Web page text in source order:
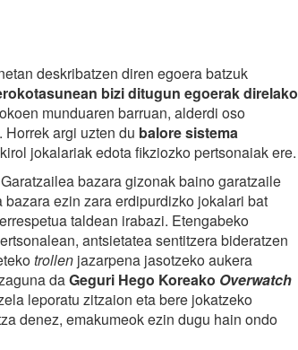
deskribatzen diren egoera batzuk
bizi ditugun egoerak direlako
munduaren barruan, alderdi oso
argi uzten du balore sistema
jokalariak edota fikziozko pertsonaiak ere.
bazara gizonak baino garatzaile
ezin zara erdipurdizko jokalari bat
taldean irabazi. Etengabeko
antsietatea sentitzera bideratzen
trollen jazarpena jasotzeko aukera
daGeguri Hego Koreako Overwatch
leporatu zitzaion eta bere jokatzeko
denez, emakumeok ezin dugu hain ondo